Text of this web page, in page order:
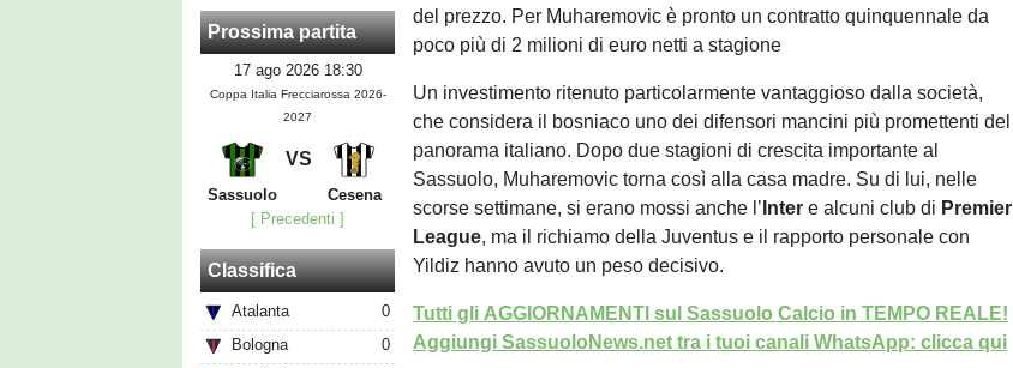
Prossima partita
17 ago 2026 18:30
Coppa Italia Frecciarossa 2026-
2027
VS
Sassuolo
Cesena
[ Precedenti ]
Classifica
Atalanta
0
Bologna
0
del prezzo. Per Muharemovic è pronto un contratto quinquennale da
poco più di 2 milioni di euro netti a stagione
Un investimento ritenuto particolarmente vantaggioso dalla società,
che considera il bosniaco uno dei difensori mancini più promettenti del
panorama italiano. Dopo due stagioni di crescita importante al
Sassuolo, Muharemovic torna così alla casa madre. Su di lui, nelle
scorse settimane, si erano mossi anche l’ Inter e alcuni club di Premier
League, ma il richiamo della Juventus e il rapporto personale con
Yildiz hanno avuto un peso decisivo.
Tutti gli AGGIORNAMENTI sul Sassuolo Calcio in TEMPO REALE!
Aggiungi SassuoloNews.net tra i tuoi canali WhatsApp: clicca qui